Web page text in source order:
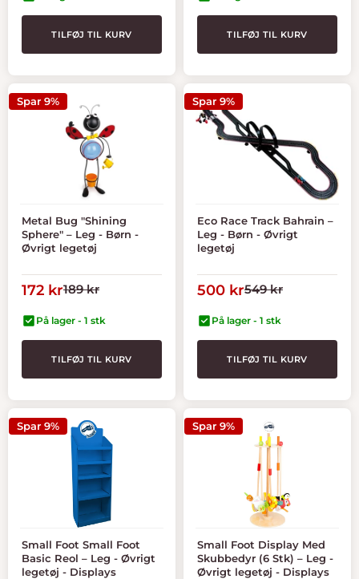
TILFØJ TIL KURV TILFØJ TIL KURV
Spar 9%
Metal Bug "Shining
Sphere" – Leg - Børn -
Øvrigt legetøj
Tilbudspris
172 krNormal
189 kr
På lager - 1 stk
TILFØJ TIL KURV
Spar 9%
Eco Race Track Bahrain –
Leg - Børn - Øvrigt
legetøj
Tilbudspris
500 krNormal
549 kr
På lager - 1 stk
TILFØJ TIL KURV
Spar 9%
Small Foot Small Foot
Basic Reol – Leg - Øvrigt
legetøj - Displays
Spar 9%
Small Foot Display Med
Skubbedyr (6 Stk) – Leg -
Øvrigt legetøj - Displays